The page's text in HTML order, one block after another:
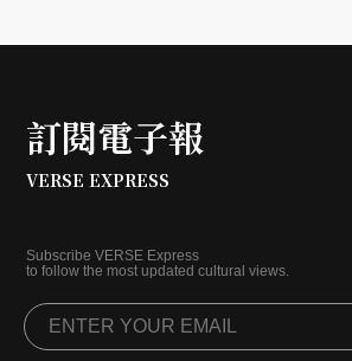
訂閱電子報
VERSE EXPRESS
Subscribe VERSE Express
to follow the most updated cultural views.